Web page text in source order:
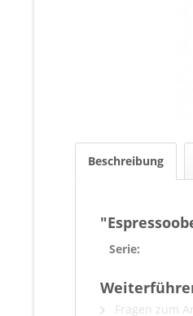
Beschreibung
Serie:
Fragen zum